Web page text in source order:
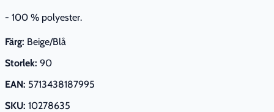
- 100 % polyester.
Färg: Beige/Blå
Storlek: 90
EAN: 5713438187995
SKU: 10278635